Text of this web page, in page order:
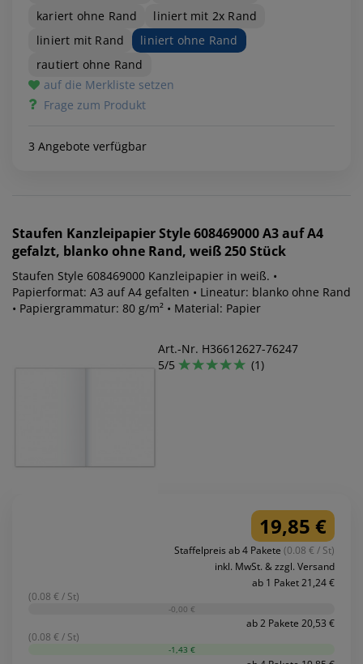
kariert ohne Rand
liniert mit 2x Rand
liniert mit Rand
liniert ohne Rand
rautiert ohne Rand
auf die Merkliste setzen
Frage zum Produkt
3 Angebote verfügbar
Staufen Kanzleipapier Style 608469000 A3 auf A4
gefalzt, blanko ohne Rand, weiß 250 Stück
Staufen Style 608469000 Kanzleipapier in weiß. •
Papierformat: A3 auf A4 gefalten • Lineatur: blanko ohne Rand
• Papiergrammatur: 80 g/m² • Material: Papier
Art.-Nr. H36612627-76247
5/5
(1)
19,85 €
Staffelpreis ab 4 Pakete (0.08 € / St)
inkl. MwSt. & zzgl. Versand
ab 1 Paket 21,24 €
(0.08 € / St)
-0,00 €
ab 2 Pakete 20,53 €
(0.08 € / St)
-1,43 €